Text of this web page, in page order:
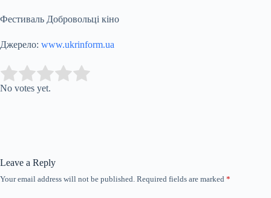
Фестиваль Добровольці кіно
Джерело: www.ukrinform.ua
Rate this item:
No votes yet.
Leave a Reply
Your email address will not be published. Required fields are marked *